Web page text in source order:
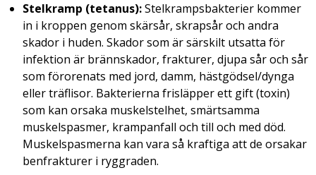
Stelkramp (tetanus):Stelkrampsbakterier kommer
in i kroppen genom skärsår, skrapsår och andra
skador i huden. Skador som är särskilt utsatta för
infektion är brännskador, frakturer, djupa sår och sår
som förorenats med jord, damm, hästgödsel/dynga
eller träflisor. Bakterierna frisläpper ett gift (toxin)
som kan orsaka muskelstelhet, smärtsamma
muskelspasmer, krampanfall och till och med död.
Muskelspasmerna kan vara så kraftiga att de orsakar
benfrakturer i ryggraden.